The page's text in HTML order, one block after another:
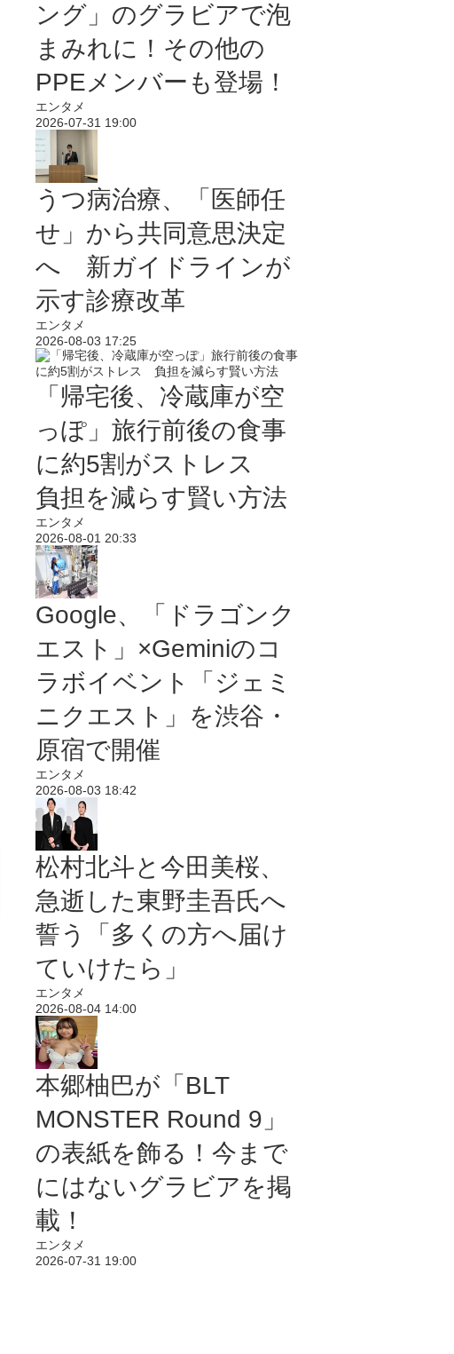
ング」のグラビアで泡
まみれに！その他の
PPEメンバーも登場！
エンタメ
2026-07-31 19:00
うつ病治療、「医師任
せ」から共同意思決定
へ 新ガイドラインが
示す診療改革
エンタメ
2026-08-03 17:25
「帰宅後、冷蔵庫が空
っぽ」旅行前後の食事
に約5割がストレス
負担を減らす賢い方法
エンタメ
2026-08-01 20:33
Google、「ドラゴンク
エスト」×Geminiのコ
ラボイベント「ジェミ
ニクエスト」を渋谷・
原宿で開催
エンタメ
2026-08-03 18:42
松村北斗と今田美桜、
急逝した東野圭吾氏へ
誓う「多くの方へ届け
ていけたら」
エンタメ
2026-08-04 14:00
本郷柚巴が「BLT
MONSTER Round 9」
の表紙を飾る！今まで
にはないグラビアを掲
載！
エンタメ
2026-07-31 19:00